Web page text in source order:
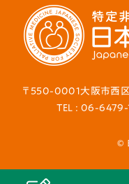
〒550-0001大阪市西
TEL : 06-
©